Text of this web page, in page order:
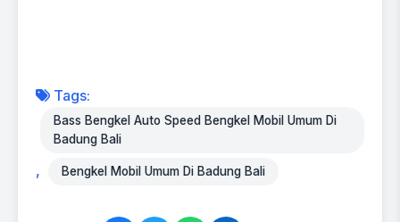
Tags:
Bass Bengkel Auto Speed Bengkel Mobil Umum Di
Badung Bali
, Bengkel Mobil Umum Di Badung Bali